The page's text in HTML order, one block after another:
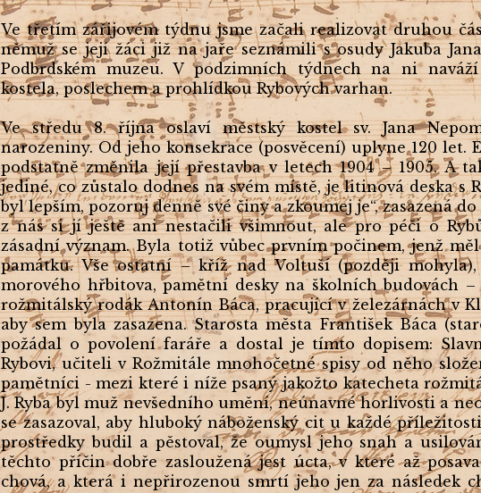
Ve třetím zářijovém týdnu jsme začali realizovat druhou
němuž se její žáci již na jaře seznámili s osudy Jakuba
Podbrdském muzeu. V podzimních týdnech na ni naváží
kostela, poslechem a prohlídkou Rybových varhan.
Ve středu 8. října oslaví městský kostel sv. Jana
narozeniny. Od jeho konsekrace (posvěcení) uplyne 120
podstatně změnila její přestavba v letech 1904 – 1905. A
jediné, co zůstalo dodnes na svém místě, je litinová deska s
byl lepším, pozoruj denně své činy a zkoumej je“, zasazená
z nás si jí ještě ani nestačili všimnout, ale pro péči o
zásadní význam. Byla totiž vůbec prvním počinem, jenž
památku. Vše ostatní – kříž nad Voltuší (později
morového hřbitova, pamětní desky na školních budovách
rožmitálský rodák Antonín Báca, pracující v železárnách v
aby sem byla zasazena. Starosta města František Báca
požádal o povolení faráře a dostal je tímto dopisem:
Rybovi, učiteli v Rožmitále mnohočetné spisy od něho
pamětníci - mezi které i níže psaný jakožto katecheta
J. Ryba byl muž nevšedního umění, neúnavné horlivosti a
se zasazoval, aby hluboký náboženský cit u každé
prostředky budil a pěstoval, že oumysl jeho snah a
těchto příčin dobře zasloužená jest úcta, v které až
chová, a která i nepřirozenou smrtí jeho jen za následek